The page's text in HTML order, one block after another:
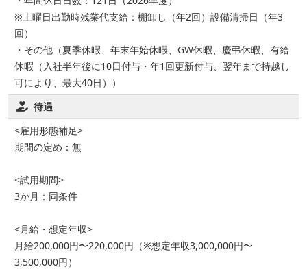
※土曜日出勤時残業代支給：棚卸し（年2回）設備清掃日（年3
回）
・その他（夏季休暇、年末年始休暇、GW休暇、慶弔休暇、有給
休暇（入社半年後に10日付与・年1回更新付与、翌年まで持越し
可により、最大40日））
待遇
<雇用形態補足>
期間の定め：無
<試用期間>
3か月：同条件
<月給・想定年収>
月給200,000円〜220,000円（※想定年収3,000,000円〜
3,500,000円）